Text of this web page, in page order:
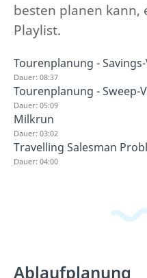
besten planen
Playlist.
Tourenplanung -
Dauer: 08:37
Tourenplanung - Sweep-
Dauer: 05:09
Milkrun
Dauer: 03:02
Travelling Salesman
Dauer: 04:00
Ablaufplanung